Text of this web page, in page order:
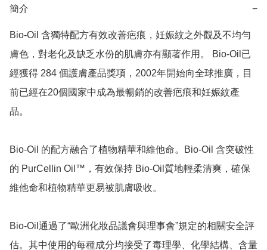
簡介 −
Bio‑Oil 含獨特配方有效改善疤痕，妊娠紋之外觀及不均勻
膚色，對老化及缺乏水份的肌膚亦有顯著作用。 Bio‑Oil已
經獲得 284 個護膚產品獎項，2002年開始向全球推廣，目
前已經在20個國家中成為最暢銷的改善疤痕和妊娠紋產
品。
Bio‑Oil 的配方融合了植物精華和維他命。Bio‑Oil 含突破性
的 PurCellin Oil™，有效保持 Bio‑Oil質地輕柔清爽，確保
維他命和植物精華更易被肌膚吸收。
Bio‑Oil通過了“歐洲化妝品議會與理事會”規定的相關安全評
估。其中使用的每種成分均接受了毒理學、化學結構、含量